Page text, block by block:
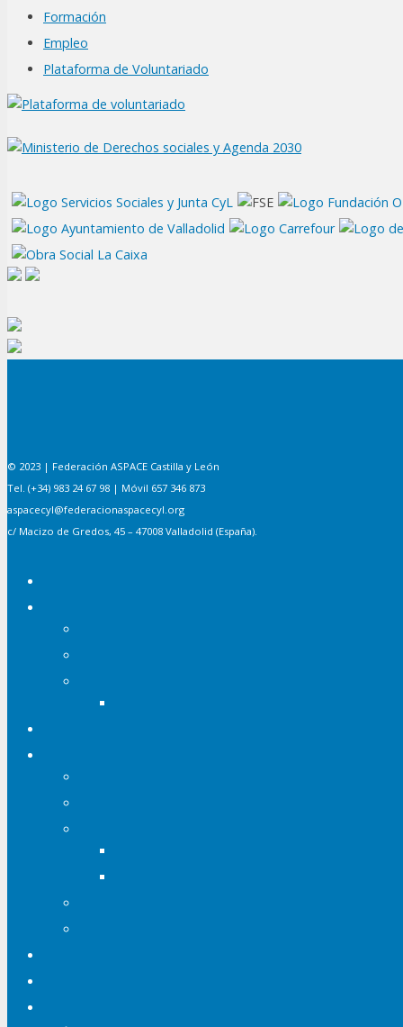
Formación
Empleo
Plataforma de Voluntariado
© 2023 | Federación ASPACE Castilla y León
Tel. (+34) 983 24 67 98 | Móvil 657 346 873
aspacecyl@federacionaspacecyl.org
c/ Macizo de Gredos, 45 – 47008 Valladolid (España).